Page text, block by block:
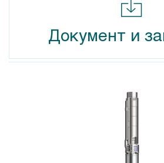
Документ и